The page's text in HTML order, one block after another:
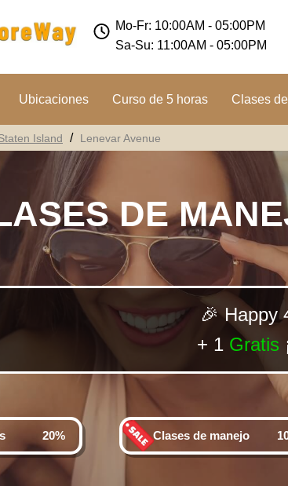
Mo-Fr: 10:00AM - 05:00PM
Sa-Su: 11:00AM - 05:00PM
Ubicaciones Curso de 5 horas Clases
Island Lenevar Avenue
DE
🎉 Happy
+ 1 Gratis
20% Clases de manejo